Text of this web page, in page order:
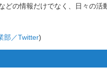
どの情報だけでなく、日々の
部／Twitter)